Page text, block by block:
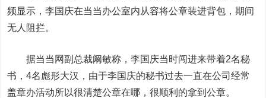
频显示，李国庆在当当办公室内从容将公章装进背包，期间
无人阻拦。
据当当网副总裁阚敏称，李国庆当时闯进来带着2名秘
书，4名彪形大汉，由于李国庆的秘书过去一直在公司经常
盖章办活动所以很清楚公章在哪，很顺利的拿到公章。